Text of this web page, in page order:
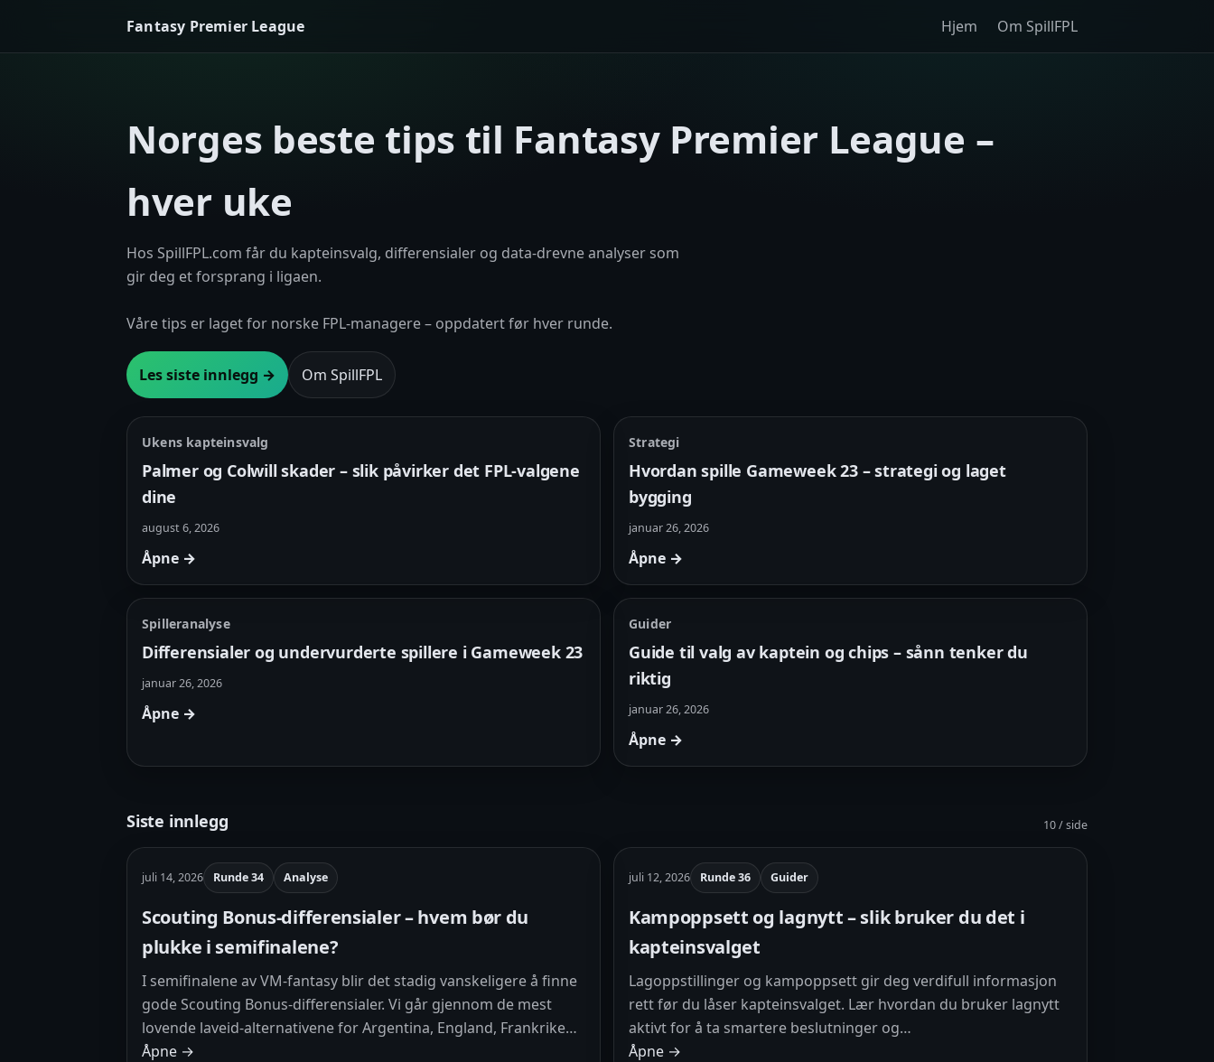
Fantasy Premier League Hjem Om SpillFPL
Norges beste tips til Fantasy Premier League –
hver uke
Hos SpillFPL.com får du kapteinsvalg, differensialer og data-drevne analyser som
gir deg et forsprang i ligaen.
Våre tips er laget for norske FPL-managere – oppdatert før hver runde.
Les siste innlegg → Om SpillFPL
Ukens kapteinsvalg
Palmer og Colwill skader – slik påvirker det FPL-valgene
dine
august 6, 2026
Åpne →
Strategi
Hvordan spille Gameweek 23 – strategi og laget
bygging
januar 26, 2026
Åpne →
Spilleranalyse
Differensialer og undervurderte spillere i Gameweek 23
januar 26, 2026
Åpne →
Guider
Guide til valg av kaptein og chips – sånn tenker du
riktig
januar 26, 2026
Åpne →
Siste innlegg 10 / side
juli 14, 2026 Runde 34 Analyse
Scouting Bonus-differensialer – hvem bør du
plukke i semifinalene?
I semifinalene av VM-fantasy blir det stadig vanskeligere å finne
gode Scouting Bonus-differensialer. Vi går gjennom de mest
lovende laveid-alternativene for Argentina, England, Frankrike…
Åpne →
juli 12, 2026 Runde 36 Guider
Kampoppsett og lagnytt – slik bruker du det i
kapteinsvalget
Lagoppstillinger og kampoppsett gir deg verdifull informasjon
rett før du låser kapteinsvalget. Lær hvordan du bruker lagnytt
aktivt for å ta smartere beslutninger og…
Åpne →